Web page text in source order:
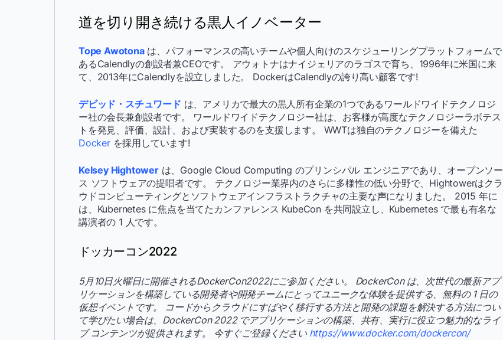
道を切り開き続ける黒人イノベーター
Tope Awotonaは、パフォーマンスの高いチームや個人向けのスケジューリングプラットフォームで
あるCalendlyの創設者兼CEOです。 アウォトナはナイジェリアのラゴスで育ち、1996年に米国に来
て、2013年にCalendlyを設立しました。 DockerはCalendlyの誇り高い顧客です!
デビッド・スチュワード は、アメリカで最大の黒人所有企業の1つであるワールドワイドテクノロジ
ー社の会長兼創設者です。 ワールドワイドテクノロジー社は、お客様が高度なテクノロジーラボテス
トを発見、評価、設計、および実装するのを支援します。 WWTは独自のテクノロジーを備えた
Dockerを採用しています!
Kelsey Hightowerは、Google Cloud Computing のプリンシパル エンジニアであり、オープンソー
ス ソフトウェアの提唱者です。 テクノロジー業界内のさらに多様性の低い分野で、Hightowerはクラ
ウドコンピューティングとソフトウェアインフラストラクチャの主要な声になりました。 2015 年に
は、Kubernetes に焦点を当てたカンファレンス KubeCon を共同設立し、Kubernetes で最も有名な
講演者の 1 人です。
ドッカーコン2022
5月10日火曜日に開催されるDockerCon2022にご参加ください。 DockerCon は、次世代の最新アプ
リケーションを構築している開発者や開発チームにとってユニークな体験を提供する、無料の 1 日の
仮想イベントです。 コードからクラウドにすばやく移行する方法と開発の課題を解決する方法につい
て学びたい場合は、DockerCon 2022 でアプリケーションの構築、共有、実行に役立つ魅力的なライ
ブ コンテンツが提供されます。 今すぐご登録ください https://www.docker.com/dockercon/